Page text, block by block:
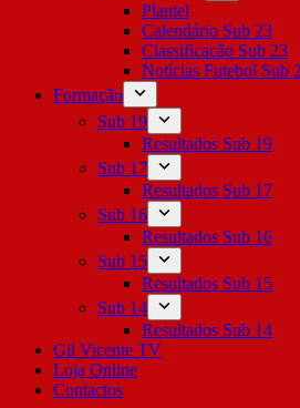
Plantel
Calendário Sub 23
Classificação Sub 23
Notícias Futebol Sub
Formação
Sub 19
Resultados Sub 19
Sub 17
Resultados Sub 17
Sub 16
Resultados Sub 16
Sub 15
Resultados Sub 15
Sub 14
Resultados Sub 14
Gil Vicente TV
Loja Online
Contactos